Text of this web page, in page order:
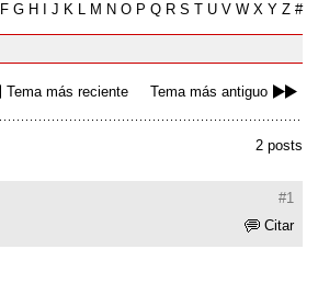
F G H J K L M N O P Q R S T U V W X Y Z #
Tema más reciente Tema más antiguo
2 posts
#1
Citar